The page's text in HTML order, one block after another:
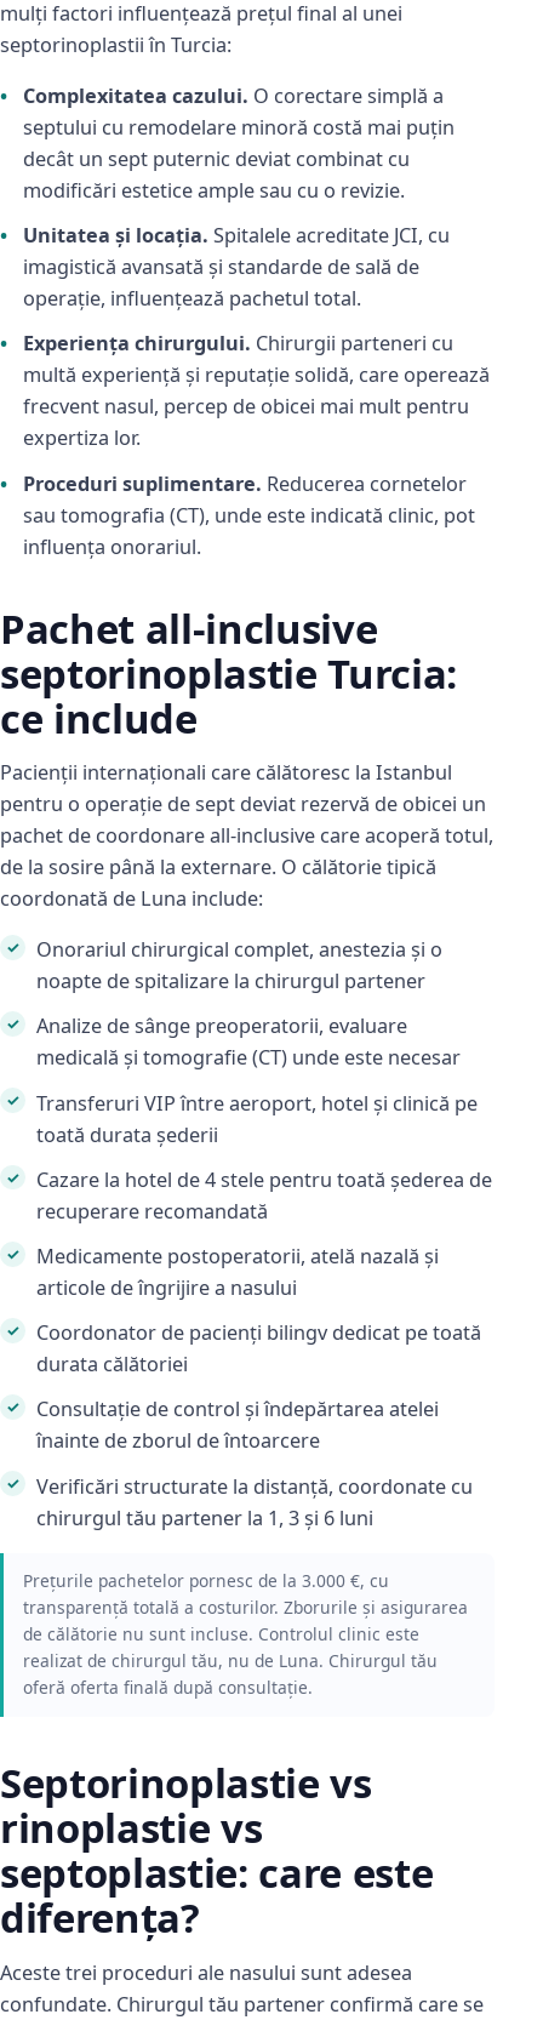
mulți factori influențează prețul final al unei
septorinoplastii în Turcia:
Complexitatea cazului. O corectare simplă a
septului cu remodelare minoră costă mai puțin
decât un sept puternic deviat combinat cu
modificări estetice ample sau cu o revizie.
Unitatea și locația. Spitalele acreditate JCI, cu
imagistică avansată și standarde de sală de
operație, influențează pachetul total.
Experiența chirurgului. Chirurgii parteneri cu
multă experiență și reputație solidă, care operează
frecvent nasul, percep de obicei mai mult pentru
expertiza lor.
Proceduri suplimentare. Reducerea cornetelor
sau tomografia (CT), unde este indicată clinic, pot
influența onorariul.
Pachet all-inclusive
septorinoplastie Turcia:
ce include
Pacienții internaționali care călătoresc la Istanbul
pentru o operație de sept deviat rezervă de obicei un
pachet de coordonare all-inclusive care acoperă totul,
de la sosire până la externare. O călătorie tipică
coordonată de Luna include:
Onorariul chirurgical complet, anestezia și o
noapte de spitalizare la chirurgul partener
Analize de sânge preoperatorii, evaluare
medicală și tomografie (CT) unde este necesar
Transferuri VIP între aeroport, hotel și clinică pe
toată durata șederii
Cazare la hotel de 4 stele pentru toată șederea de
recuperare recomandată
Medicamente postoperatorii, atelă nazală și
articole de îngrijire a nasului
Coordonator de pacienți bilingv dedicat pe toată
durata călătoriei
Consultație de control și îndepărtarea atelei
înainte de zborul de întoarcere
Verificări structurate la distanță, coordonate cu
chirurgul tău partener la 1, 3 și 6 luni
Prețurile pachetelor pornesc de la 3.000 €, cu
transparență totală a costurilor. Zborurile și asigurarea
de călătorie nu sunt incluse. Controlul clinic este
realizat de chirurgul tău, nu de Luna. Chirurgul tău
oferă oferta finală după consultație.
Septorinoplastie vs
rinoplastie vs
septoplastie: care este
diferența?
Aceste trei proceduri ale nasului sunt adesea
confundate. Chirurgul tău partener confirmă care se